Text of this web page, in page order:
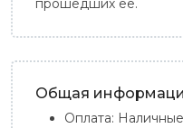
прошедших её.
Общая
Оплата: Наличные